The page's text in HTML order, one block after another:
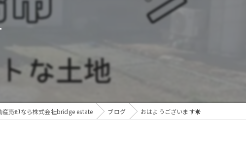
空き家
買取
産売却なら株式会社bridge estate ブログ おはようございます☀️